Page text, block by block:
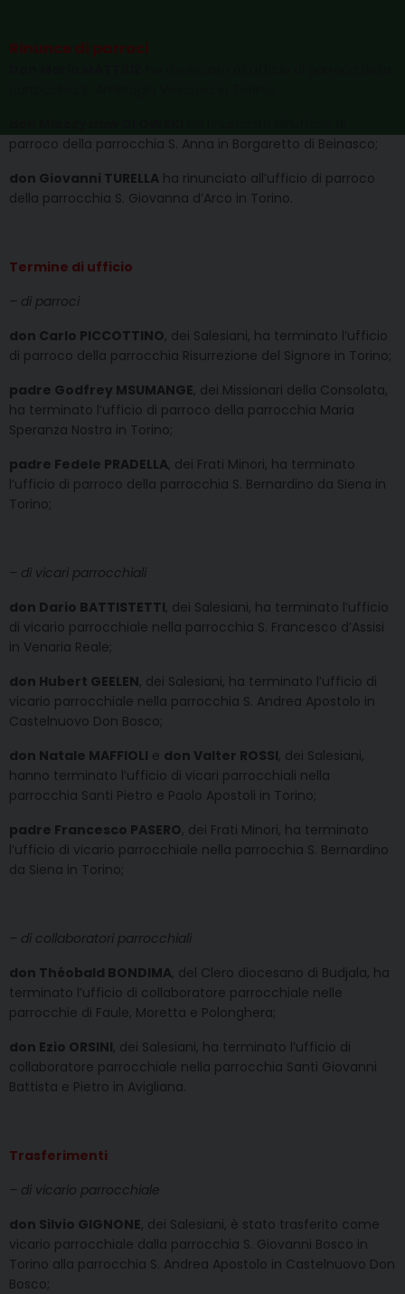
Rinunce di parroci
parroco della parrocchia S. Anna in Borgaretto di Beinasco;
don Giovanni TURELLA ha rinunciato all’ufficio di parroco
della parrocchia S. Giovanna d’Arco in Torino.
Termine di ufficio
– di parroci
don Carlo PICCOTTINO, dei Salesiani, ha terminato l’ufficio
di parroco della parrocchia Risurrezione del Signore in Torino;
padre Godfrey MSUMANGE, dei Missionari della Consolata,
ha terminato l’ufficio di parroco della parrocchia Maria
Speranza Nostra in Torino;
padre Fedele PRADELLA, dei Frati Minori, ha terminato
l’ufficio di parroco della parrocchia S. Bernardino da Siena in
Torino;
– di vicari parrocchiali
don Dario BATTISTETTI, dei Salesiani, ha terminato l’ufficio
di vicario parrocchiale nella parrocchia S. Francesco d’Assisi
in Venaria Reale;
don Hubert GEELEN, dei Salesiani, ha terminato l’ufficio di
vicario parrocchiale nella parrocchia S. Andrea Apostolo in
Castelnuovo Don Bosco;
don Natale MAFFIOLI e don Valter ROSSI, dei Salesiani,
hanno terminato l’ufficio di vicari parrocchiali nella
parrocchia Santi Pietro e Paolo Apostoli in Torino;
padre Francesco PASERO, dei Frati Minori, ha terminato
l’ufficio di vicario parrocchiale nella parrocchia S. Bernardino
da Siena in Torino;
– di collaboratori parrocchiali
don Théobald BONDIMA, del Clero diocesano di Budjala, ha
terminato l’ufficio di collaboratore parrocchiale nelle
parrocchie di Faule, Moretta e Polonghera;
don Ezio ORSINI, dei Salesiani, ha terminato l’ufficio di
collaboratore parrocchiale nella parrocchia Santi Giovanni
Battista e Pietro in Avigliana.
Trasferimenti
– di vicario parrocchiale
don Silvio GIGNONE, dei Salesiani, è stato trasferito come
vicario parrocchiale dalla parrocchia S. Giovanni Bosco in
Torino alla parrocchia S. Andrea Apostolo in Castelnuovo Don
Bosco;